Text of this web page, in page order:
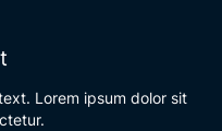
Lorem ipsum dolor sit